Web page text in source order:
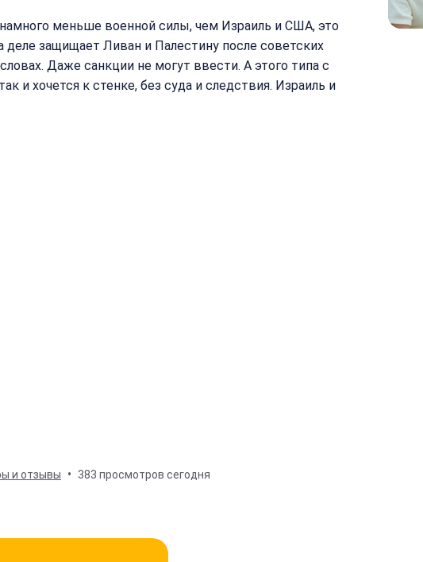
меньше военной силы, чем Израиль и США, это
деле защищает Ливан и Палестину после советских
Даже санкции не могут ввести. А этого типа с
и хочется к стенке, без суда и следствия. Израиль и
и отзывы 383 просмотров сегодня